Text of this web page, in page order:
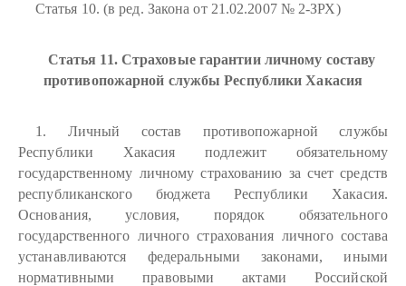
Статья 10. (в ред. Закона от 21.02.2007 № 2-ЗРХ)
Статья 11. Страховые гарантии личному составу
противопожарной службы Республики Хакасия
1. Личный состав противопожарной службы
Республики Хакасия подлежит обязательному
государственному личному страхованию за счет средств
республиканского бюджета Республики Хакасия.
Основания, условия, порядок обязательного
государственного личного страхования личного состава
устанавливаются федеральными законами, иными
нормативными правовыми актами Российской